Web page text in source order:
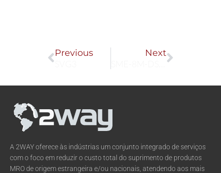
Prev
Previous
NextNext
A 2WAY oferece às indústrias um conjunto integrado de serviços
com o foco em reduzir o custo total do suprimento de produtos
MRO de origem estrangeira e/ou nacionais, atendendo aos mais